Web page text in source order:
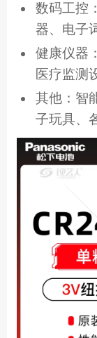
数码工控
器、电子
健康仪器
医疗监测
其他：智
子玩具、